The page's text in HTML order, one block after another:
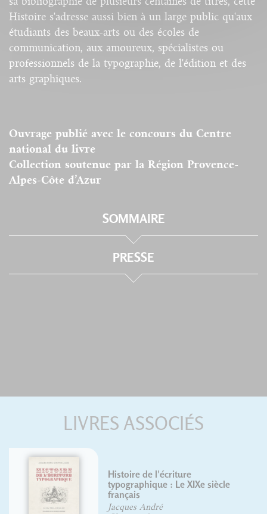
Histoire s'adresse aussi bien à un large public qu'aux
étudiants des beaux-arts ou des écoles de
communication, aux amoureux, spécialistes ou
professionnels de la typographie, de l'édition et des
arts graphiques.
Ouvrage publié avec le concours du Centre
national du livre
Collection soutenue par la Région Provence-
Alpes-Côte d’Azur
SOMMAIRE
PRESSE
LIVRES ASSOCIÉS
XIXe siècle
Typographie et